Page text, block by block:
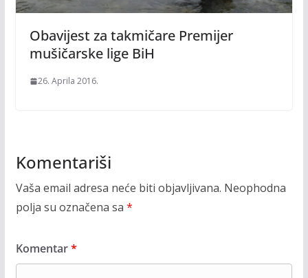
Obavijest za takmičare Premijer
mušičarske lige BiH
26. Aprila 2016.
Komentariši
Vaša email adresa neće biti objavljivana. Neophodna
polja su označena sa *
Komentar*